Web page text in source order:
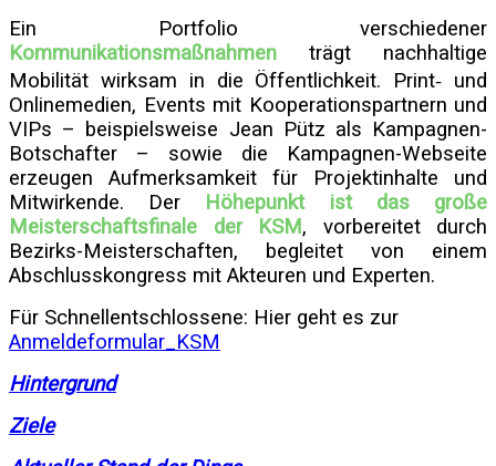
Ein Portfolio verschiedener
Kommunikationsmaßnahmen trägt nachhaltige
Mobilität wirksam in die Öffentlichkeit. Print‐ und
Onlinemedien, Events mit Kooperationspartnern und
VIPs – beispielsweise Jean Pütz als Kampagnen-
Botschafter – sowie die Kampagnen-Webseite
erzeugen Aufmerksamkeit für Projektinhalte und
Mitwirkende. Der Höhepunkt ist das große
Meisterschaftsfinale der KSM, vorbereitet durch
Bezirks-Meisterschaften, begleitet von einem
Abschlusskongress mit Akteuren und Experten.
Für Schnellentschlossene: Hier geht es zur
Anmeldeformular_KSM
Hintergrund
Ziele